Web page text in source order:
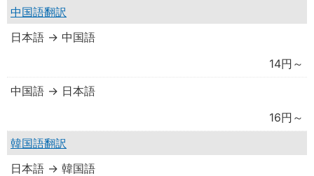
中国語翻訳
日本語 → 中国語
14円～
中国語 → 日本語
16円～
韓国語翻訳
日本語 → 韓国語